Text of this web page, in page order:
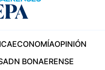
ECONOMÍAOPINIÓN
ADN BONAERENSE